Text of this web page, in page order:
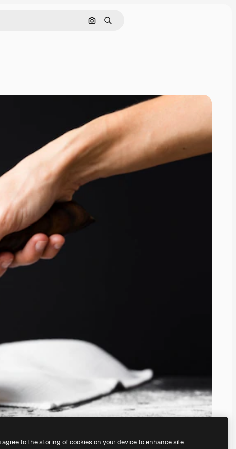
Pesquisar por imagem
Buscar
agree to the storing of cookies on your device to enhance site